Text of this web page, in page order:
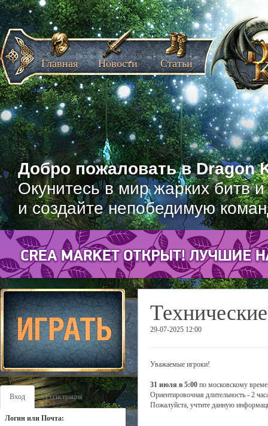
Добро пожаловать в Dragon
Окунитесь в мир жарких битв
и создайте непобедимую
Главная Новости Статьи
Вход Регистрация
Логин или Почта:
29-07-2025 12:00
Уважаемые игроки!
31 июля в 5:00 по московскому
Ориентировочная длительность - 2
Пожалуйста, учтите данную